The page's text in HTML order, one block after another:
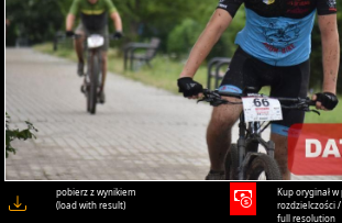
pobierz z wynikiem
(load with result)
Kup oryginał w
rozdzielczości
full resolution